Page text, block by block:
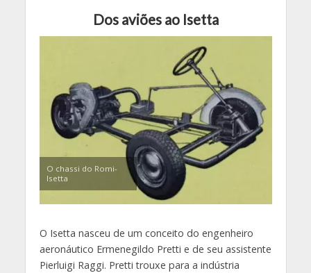
Dos aviões ao Isetta
O chassi do Romi-
Isetta
O Isetta nasceu de um conceito do engenheiro
aeronáutico Ermenegildo Pretti e de seu assistente
Pierluigi Raggi. Pretti trouxe para a indústria